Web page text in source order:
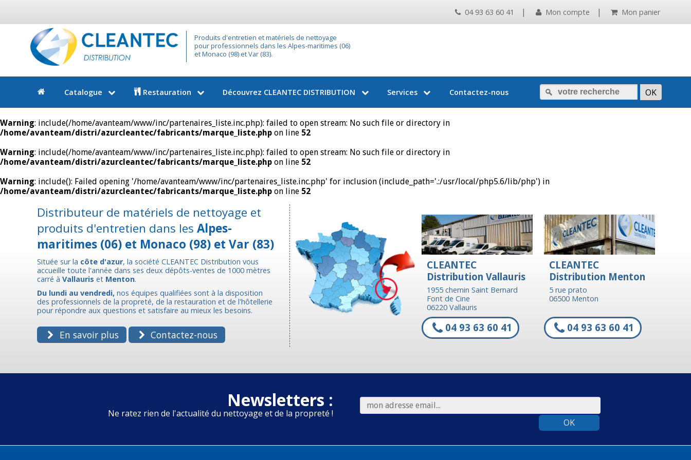
04 93 63 60 41 | Mon compte | Mon panier
Produits d'entretien et matériels de nettoyage
pour professionnels dans les Alpes-maritimes (06)
et Monaco (98) et Var (83).
Catalogue Restauration Découvrez CLEANTEC DISTRIBUTION Services Contactez-nous
Warning: include(/home/avanteam/www/inc/partenaires_liste.inc.php): failed to open stream: No such file or directory in
/home/avanteam/distri/azurcleantec/fabricants/marque_liste.php on line 52
Warning: include(/home/avanteam/www/inc/partenaires_liste.inc.php): failed to open stream: No such file or directory in
/home/avanteam/distri/azurcleantec/fabricants/marque_liste.php on line 52
Warning: include(): Failed opening '/home/avanteam/www/inc/partenaires_liste.inc.php' for inclusion (include_path='.:/usr/local/php5.6/lib/php') in
/home/avanteam/distri/azurcleantec/fabricants/marque_liste.php on line 52
Distributeur de matériels de nettoyage et
produits d'entretien dans les Alpes-
maritimes (06) et Monaco (98) et Var (83)
Située sur la côte d'azur, la société CLEANTEC Distribution vous
accueille toute l'année dans ses deux dépôts-ventes de 1000 mètres
carré à Vallauris et Menton.
Du lundi au vendredi, nos équipes qualifiées sont à la disposition
des professionnels de la propreté, de la restauration et de l'hôtellerie
pour répondre aux questions et satisfaire au mieux les besoins.
En savoir plus Contactez-nous
CLEANTEC
Distribution Vallauris
1955 chemin Saint Bernard
Font de Cine
06220 Vallauris
04 93 63 60 41
CLEANTEC
Distribution Menton
5 rue prato
06500 Menton
04 93 63 60 41
Newsletters :
Ne ratez rien de l'actualité du nettoyage et de la propreté !
OK